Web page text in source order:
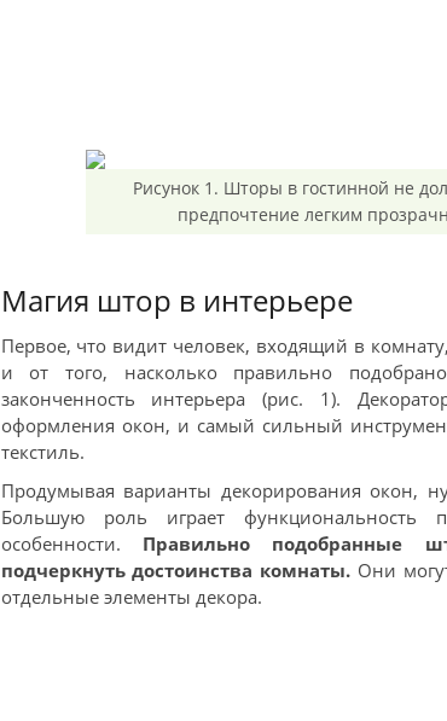
Рисунок 1. Шторы в гостинной не
предпочтение легким
Магия штор в интерьере
Первое, что видит человек, входящий в
и от того, насколько правильно
законченность интерьера (рис. 1).
оформления окон, и самый сильный
текстиль.
Продумывая варианты декорирования окон,
Большую роль играет функциональность
особенности. Правильно подобранные
подчеркнуть достоинства комнаты. Они
отдельные элементы декора.